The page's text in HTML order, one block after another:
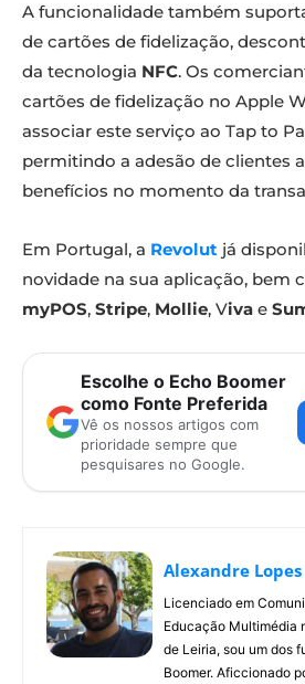
A funcionalidade também
de cartões de fidelização,
da tecnologia NFC. Os
cartões de fidelização no Apple
associar este serviço ao Tap to
permitindo a adesão de clientes
benefícios no momento da
Em Portugal, a Revolut já
novidade na sua aplicação, bem
myPOS, Stripe, Mollie, Viva e
Escolhe o Echo Boomer
como Fonte Preferida
Vê os nossos artigos com
prioridade sempre que
pesquisares no Google.
Alexandre Lopes
Licenciado em
Educação Multimédia
de Leiria, sou um dos
Boomer. Aficcionado